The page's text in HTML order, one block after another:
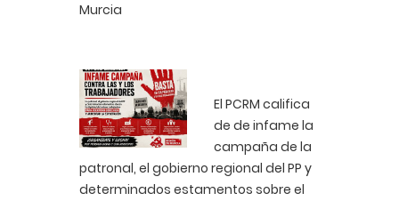
Murcia
El PCRM califica
de de infame la
campaña de la
patronal, el gobierno regional del PP y
determinados estamentos sobre el